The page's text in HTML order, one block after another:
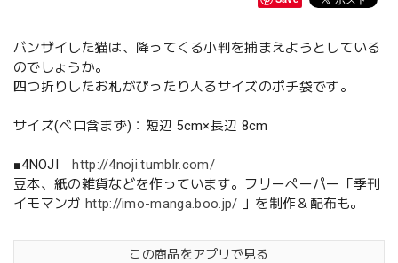
バンザイした猫は、降ってくる小判を捕まえようとしている
のでしょうか。
四つ折りしたお札がぴったり入るサイズのポチ袋です。
サイズ(ベロ含まず)：短辺 5cm×長辺 8cm
■4NOJI http://4noji.tumblr.com/
豆本、紙の雑貨などを作っています。フリーペーパー「季刊
イモマンガ http://imo-manga.boo.jp/ 」を制作＆配布も。
この商品をアプリで見る